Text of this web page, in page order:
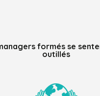
formés se
outillés